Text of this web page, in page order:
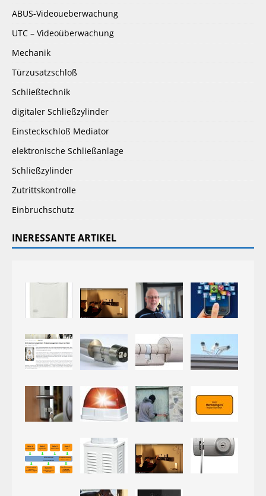
ABUS-Videoueberwachung
UTC – Videoüberwachung
Mechanik
Türzusatzschloß
Schließtechnik
digitaler Schließzylinder
Einsteckschloß Mediator
elektronische Schließanlage
Schließzylinder
Zutrittskontrolle
Einbruchschutz
INERESSANTE ARTIKEL